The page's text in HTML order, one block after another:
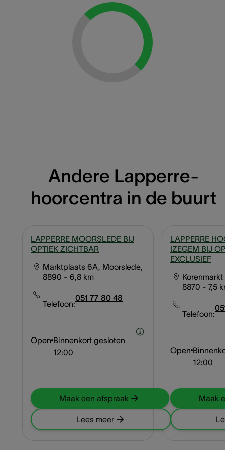
Loading...
Andere Lapperre-
hoorcentra in de buurt
LAPPERRE MOORSLEDE BIJ
OPTIEK ZICHTBAR
Marktplaats 6A, Moorslede,
8890 - 6,8 km
Telefoon:
051 77 80 48
Open Binnenkort gesloten
12:00
Maak een afspraak
Lees meer
LAPPERRE
IZEGEM BIJ
EXCLUSIEF
8870 - 7,5
Telefoon:
Open
12:00
Maak